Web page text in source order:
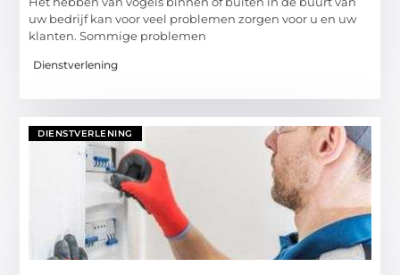
uw bedrijf kan voor veel problemen zorgen voor u en uw
klanten. Sommige problemen
Dienstverlening
DIENSTVERLENING